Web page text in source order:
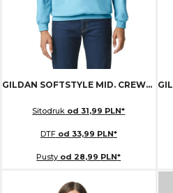
GILDAN SOFTSTYLE MID. CREWNECK
Sitodruk od31,99 PLN*
DTFod 33,99 PLN*
Pusty od 28,99 PLN*